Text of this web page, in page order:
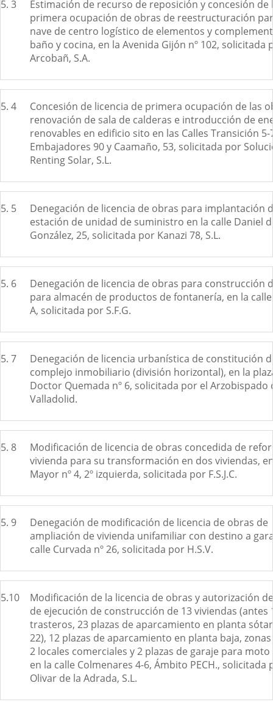
5. 3
Estimación de recurso de reposición y concesión de
primera ocupación de obras de reestructuración
nave de centro logístico de elementos y
baño y cocina, en la Avenida Gijón nº 102, solicitada
Arcobañ, S.A.
5. 4
Concesión de licencia de primera ocupación de las
renovación de sala de calderas e introducción de
renovables en edificio sito en las Calles Transición 5-
Embajadores 90 y Caamaño, 53, solicitada por
Renting Solar, S.L.
5. 5
Denegación de licencia de obras para implantación
estación de unidad de suministro en la calle Daniel
González, 25, solicitada por Kanazi 78, S.L.
5. 6
Denegación de licencia de obras para construcción
para almacén de productos de fontanería, en la calle
A, solicitada por S.F.G.
5. 7
Denegación de licencia urbanística de constitución
complejo inmobiliario (división horizontal), en la
Doctor Quemada nº 6, solicitada por el Arzobispado
Valladolid.
5. 8
Modificación de licencia de obras concedida de
vivienda para su transformación en dos viviendas,
Mayor nº 4, 2º izquierda, solicitada por F.S.J.C.
5. 9
Denegación de modificación de licencia de obras de
ampliación de vivienda unifamiliar con destino a
calle Curvada nº 26, solicitada por H.S.V.
5.10
Modificación de la licencia de obras y autorización
de ejecución de construcción de 13 viviendas (antes
trasteros, 23 plazas de aparcamiento en planta
22), 12 plazas de aparcamiento en planta baja,
2 locales comerciales y 2 plazas de garaje para moto
en la calle Colmenares 4-6, Ámbito PECH., solicitada
Olivar de la Adrada, S.L.